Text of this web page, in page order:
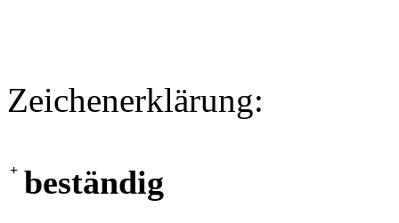
Zeichenerklärung:
+ beständig